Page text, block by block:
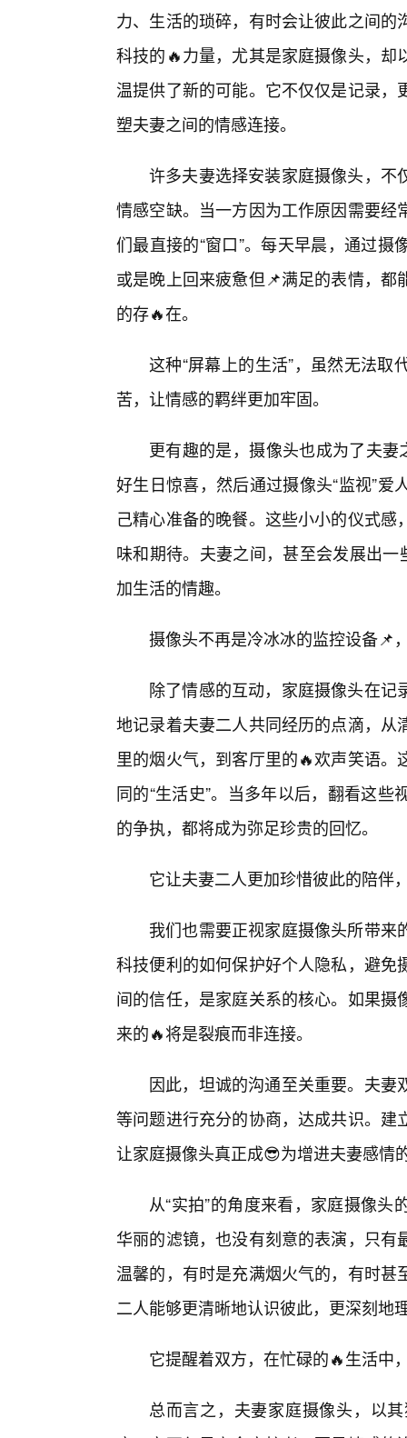
力、生活的琐碎，有时会让彼此之间
科技的🔥力量，尤其是家庭摄像头，
温提供了新的可能。它不仅仅是记录
塑夫妻之间的情感连接。
许多夫妻选择安装家庭摄像头，不
情感空缺。当一方因为工作原因需要
们最直接的“窗口”。每天早晨，通过
或是晚上回来疲惫但📌满足的表情，
的存🔥在。
这种“屏幕上的生活”，虽然无法
苦，让情感的羁绊更加牢固。
更有趣的是，摄像头也成为了夫妻
好生日惊喜，然后通过摄像头“监视”
己精心准备的晚餐。这些小小的仪式
味和期待。夫妻之间，甚至会发展出
加生活的情趣。
摄像头不再是冷冰冰的监控设备📌
除了情感的互动，家庭摄像头在
地记录着夫妻二人共同经历的点滴，
里的烟火气，到客厅里的🔥欢声笑语
同的“生活史”。当多年以后，翻看这
的争执，都将成为弥足珍贵的回忆。
它让夫妻二人更加珍惜彼此的陪伴
我们也需要正视家庭摄像头所带
科技便利的如何保护好个人隐私，避
间的信任，是家庭关系的核心。如果
来的🔥将是裂痕而非连接。
因此，坦诚的沟通至关重要。夫
等问题进行充分的协商，达成共识。
让家庭摄像头真正成😎为增进夫妻感情
从“实拍”的角度来看，家庭摄像
华丽的滤镜，也没有刻意的表演，只
温馨的，有时是充满烟火气的，有时
二人能够更清晰地认识彼此，更深刻地
它提醒着双方，在忙碌的🔥生活中
总而言之，夫妻家庭摄像头，以